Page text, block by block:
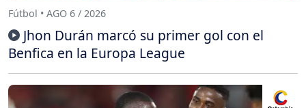
Fútbol • AGO 6 / 2026
Jhon Durán marcó su primer gol con el
Benfica en la Europa League